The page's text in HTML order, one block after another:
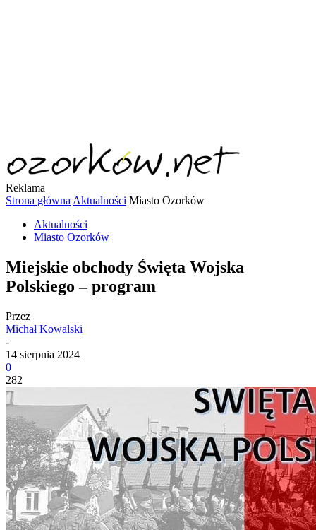
Reklama
Strona główna Aktualności Miasto Ozorków
Aktualności
Miasto Ozorków
Miejskie obchody Święta Wojska
Polskiego – program
Przez
Michał Kowalski
-
14 sierpnia 2024
0
282